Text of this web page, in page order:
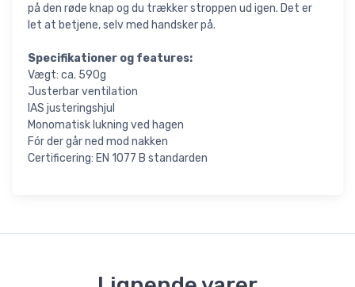
på den røde knap og du trækker stroppen ud igen. Det er
let at betjene, selv med handsker på.
Specifikationer og features:
Vægt: ca. 590g
Justerbar ventilation
IAS justeringshjul
Monomatisk lukning ved hagen
Fór der går ned mod nakken
Certificering: EN 1077 B standarden